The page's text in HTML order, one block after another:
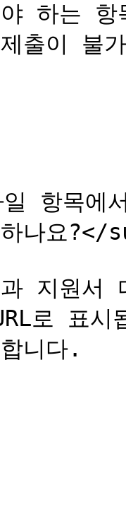
하는
출이 불
일 항목
나요?</
지원서
로 표시
니다.